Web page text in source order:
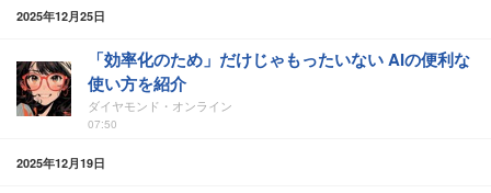
2025年12月25日
「効率化のため」だけじゃもったいない AIの便利な
使い方を紹介
ダイヤモンド・オンライン
07:50
2025年12月19日